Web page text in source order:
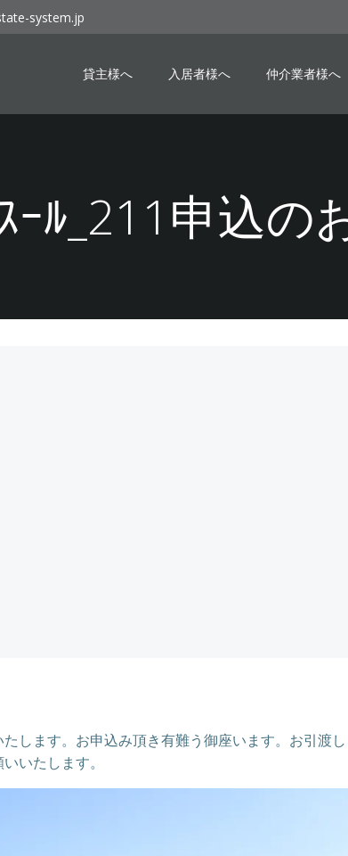
system.jp
貸主様へ 入居者様へ 仲介業者様へ
ｰﾙ_211申込の
します。お申込み頂き有難う御座います。お引渡
いたします。